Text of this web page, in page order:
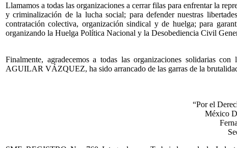
Llamamos a todas las organizaciones a cerrar filas para enfrentar la
y criminalización de la lucha social; para defender nuestras
contratación colectiva, organización sindical y de huelga; para
organizando la Huelga Política Nacional y la Desobediencia Civil
Finalmente, agradecemos a todas las organizaciones solidarias
AGUILAR VÁZQUEZ, ha sido arrancado de las garras de la
“Por el
México